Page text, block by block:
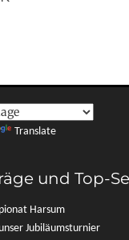
Translate
und Top-
Harsum
Jubiläumsturnier